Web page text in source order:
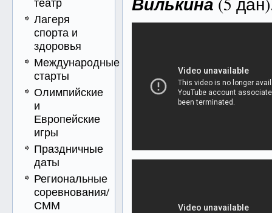
Лагеря
спорта и
здоровья
Международные
старты
Олимпийские
и
Европейские
игры
Праздничные
даты
Региональные
соревнования/
СММ